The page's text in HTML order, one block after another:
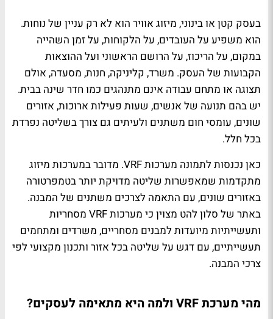
בעסק קטן או בינוני, מיזוג אוויר הוא לא רק עניין של נוחות.
הוא משפיע על העובדים, על הלקוחות, על זמן השהייה
במקום, על הריכוז, על הרושם הראשוני ועל ההוצאות
הקבועות של העסק. משרד, קליניקה, חנות, מסעדה, אולם
תצוגה או מתחם עבודה אינם מתנהגים כמו חדר שינה בבית.
יש בהם תנועה של אנשים, שעות פעילות ארוכות, אזורים
שונים, עומסי חום משתנים ולעיתים גם צורך בשליטה נפרדת
בכל חלל.
כאן נכנסות לתמונה מערכות VRF. מדובר במערכות מיזוג
מתקדמות שמאפשרות שליטה מדויקת יותר בטמפרטורה
באזורים שונים, עם התאמה לצרכים משתנים של המבנה.
באתר של סלון להט מצוין כי מערכות VRF מסחריות
ותעשייתיות מיועדות למבנים מסחריים, משרדים ומתחמים
תעשייתיים, עם דגש על שליטה בכל אזור ותכנון מקצועי לפי
צרכי המבנה.
מהי מערכת VRF ולמה היא מתאימה לעסקים?